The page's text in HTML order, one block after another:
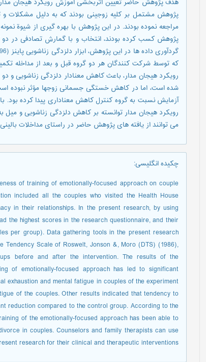
هدف پژوهش حاضر تعیین اثربخشی آموزش رویکرد هیجان
پژوهش مشتمل بر کلیه زوجینی بودند که به دلیل مشکلات
که توسط شرکت کنندگان هر دو گروه قبل و بعد از مداخله
رویکرد هیجان مدار، باعث کاهش معنادار دلزدگی زناشویی
شده است، اما در کاهش خستگی جسمانی زوجها مؤثر نبوده
آزمایش نسبت به گروه کنترل کاهش معناداری پیدا کرده بود.
رویکرد هیجان مدار توانسته بر کاهش دلزدگی زناشویی و میل
می توانند از یافته های پژوهش حاضر در راستای مداخلات
چکیده انگلیسی:
of training of emotionally-focused approach on couple
included all the couples who visited the Health House
in their relationships. In the present research, by using
the highest scores in the research questionnaire, and their
per group). Data gathering tools in the present research
Scale of Roswelt, Jonson &, Moro (DTS) (1986),
before and after the intervention. The results of the
of emotionally-focused approach has led to significant
exhaustion and mental fatigue in couples of the experiment
of the couples. Other results indicated that tendency to
reduction compared to the control group. According to the
of the emotionally-focused approach has been able to
in couples. Counselors and family therapists can use
research for their clinical and therapeutic interventions.